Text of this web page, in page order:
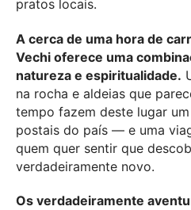
pratos locais.
A cerca de uma hora de
Vechi oferece uma
natureza e espiritualidade.
na rocha e aldeias que
tempo fazem deste lugar
postais do país — e uma
quem quer sentir que
verdadeiramente novo.
Os verdadeiramente